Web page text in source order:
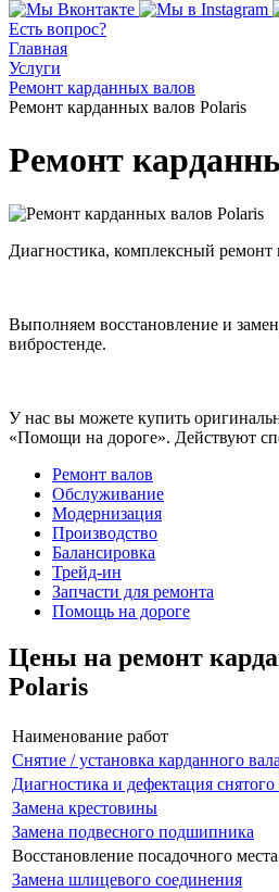
Есть вопрос?
Главная
Услуги
Ремонт карданных валов
Ремонт карданных валов Polaris
Ремонт
Диагностика, комплексный
Выполняем восстановление и
вибростенде.
У нас вы можете купить
«Помощи на дороге». Действуют
Ремонт валов
Обслуживание
Модернизация
Производство
Балансировка
Трейд-ин
Запчасти для ремонта
Помощь на дороге
Цены на ремонт
Polaris
Наименование работ
Снятие / установка карданного вала
Диагностика и дефектация снятого
Замена крестовины
Замена подвесного подшипника
Восстановление посадочного
Замена шлицевого соединения